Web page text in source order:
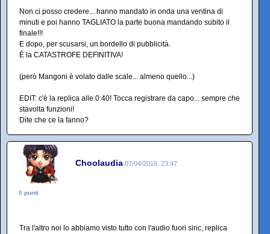
Non ci posso credere... hanno mandato in onda una ventina di
minuti e poi hanno TAGLIATO la parte buona mandando subito il
finale!!!
E dopo, per scusarsi, un bordello di pubblicità.
È la CATASTROFE DEFINITIVA!
(però Mangoni è volato dalle scale... almeno quello...)
EDIT: c'è la replica alle 0:40! Tocca registrare da capo... sempre che
stavolta funzioni!
Dite che ce la fanno?
Choolaudia 07/04/2018, 23:47
0 punti
Tra l'altro noi lo abbiamo visto tutto con l'audio fuori sinc, replica